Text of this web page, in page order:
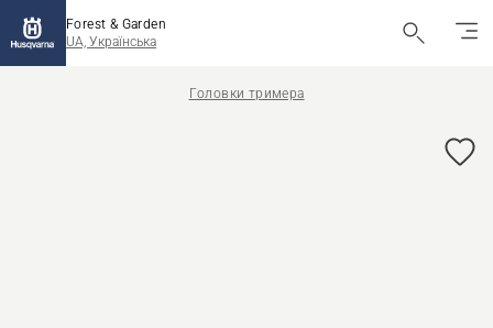
Forest & Garden
UA, Українська
Головки тримера